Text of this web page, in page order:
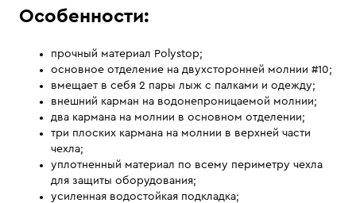
Особенности:
прочный материал Polystop;
основное отделение на двухсторонней молнии #10;
вмещает в себя 2 пары лыж с палками и одежду;
внешний карман на водонепроницаемой молнии;
два кармана на молнии в основном отделении;
три плоских кармана на молнии в верхней части
чехла;
уплотненный материал по всему периметру чехла
для защиты оборудования;
усиленная водостойкая подкладка;